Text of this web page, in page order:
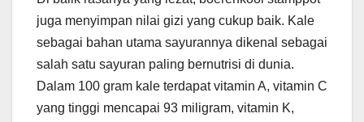
juga menyimpan nilai gizi yang cukup baik. Kale
sebagai bahan utama sayurannya dikenal sebagai
salah satu sayuran paling bernutrisi di dunia.
Dalam 100 gram kale terdapat vitamin A, vitamin C
yang tinggi mencapai 93 miligram, vitamin K,